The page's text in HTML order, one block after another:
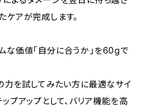
ケアが完成します。
な価値「自分に合うか」を60gで
力を試してみたい方に最適なサイ
プアップとして、バリア機能を高